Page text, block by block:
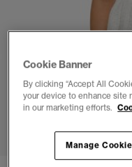
Cookie Banner
By clicking “Accept All
your device to enhance site
in our marketing efforts.
Manage